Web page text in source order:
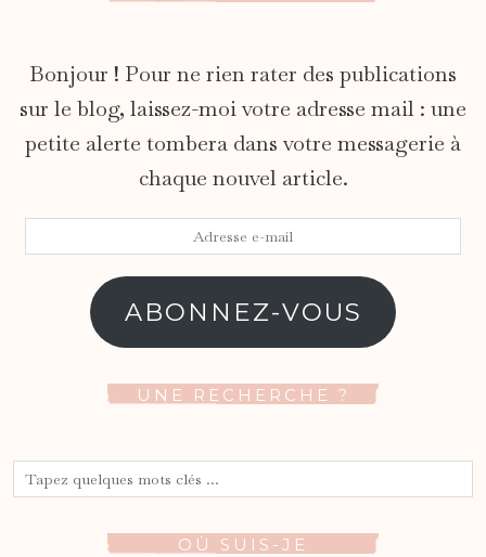
Bonjour ! Pour ne rien rater des publications
sur le blog, laissez-moi votre adresse mail : une
petite alerte tombera dans votre messagerie à
chaque nouvel article.
ABONNEZ-VOUS
UNE RECHERCHE ?
OÙ SUIS-JE